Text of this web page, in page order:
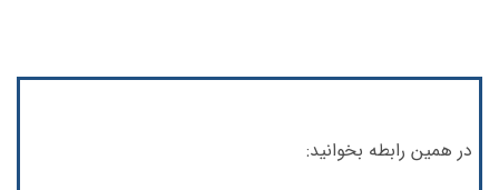
در همین رابطه بخوانید: